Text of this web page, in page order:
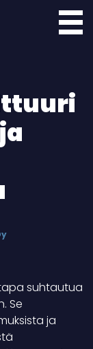
suhtautua
Se
ja